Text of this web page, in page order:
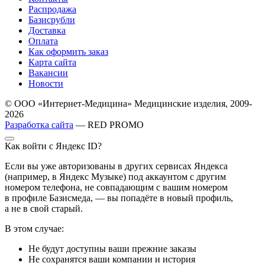
Распродажа
Базисрубли
Доставка
Оплата
Как оформить заказ
Карта сайта
Вакансии
Новости
© ООО «Интернет-Медицина» Медицинские изделия, 2009-
2026
Разработка сайта — RED PROMO
Как войти с Яндекс ID?
Если вы уже авторизованы в других сервисах Яндекса
(например, в Яндекс Музыке) под аккаунтом с другим
номером телефона, не совпадающим с вашим номером
в профиле Базисмеда, — вы попадёте в новый профиль,
а не в свой старый.
В этом случае:
Не будут доступны ваши прежние заказы
Не сохранятся ваши компании и история